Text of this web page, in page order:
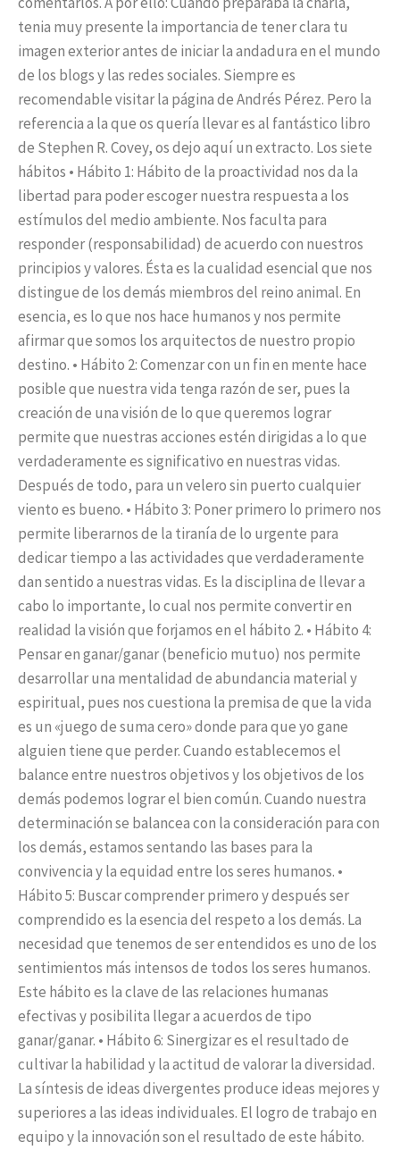
tenia muy presente la importancia de tener clara tu
imagen exterior antes de iniciar la andadura en el mundo
de los blogs y las redes sociales. Siempre es
recomendable visitar la página de Andrés Pérez. Pero la
referencia a la que os quería llevar es al fantástico libro
de Stephen R. Covey, os dejo aquí un extracto. Los siete
hábitos • Hábito 1: Hábito de la proactividad nos da la
libertad para poder escoger nuestra respuesta a los
estímulos del medio ambiente. Nos faculta para
responder (responsabilidad) de acuerdo con nuestros
principios y valores. Ésta es la cualidad esencial que nos
distingue de los demás miembros del reino animal. En
esencia, es lo que nos hace humanos y nos permite
afirmar que somos los arquitectos de nuestro propio
destino. • Hábito 2: Comenzar con un fin en mente hace
posible que nuestra vida tenga razón de ser, pues la
creación de una visión de lo que queremos lograr
permite que nuestras acciones estén dirigidas a lo que
verdaderamente es significativo en nuestras vidas.
Después de todo, para un velero sin puerto cualquier
viento es bueno. • Hábito 3: Poner primero lo primero nos
permite liberarnos de la tiranía de lo urgente para
dedicar tiempo a las actividades que verdaderamente
dan sentido a nuestras vidas. Es la disciplina de llevar a
cabo lo importante, lo cual nos permite convertir en
realidad la visión que forjamos en el hábito 2. • Hábito 4:
Pensar en ganar/ganar (beneficio mutuo) nos permite
desarrollar una mentalidad de abundancia material y
espiritual, pues nos cuestiona la premisa de que la vida
es un «juego de suma cero» donde para que yo gane
alguien tiene que perder. Cuando establecemos el
balance entre nuestros objetivos y los objetivos de los
demás podemos lograr el bien común. Cuando nuestra
determinación se balancea con la consideración para con
los demás, estamos sentando las bases para la
convivencia y la equidad entre los seres humanos. •
Hábito 5: Buscar comprender primero y después ser
comprendido es la esencia del respeto a los demás. La
necesidad que tenemos de ser entendidos es uno de los
sentimientos más intensos de todos los seres humanos.
Este hábito es la clave de las relaciones humanas
efectivas y posibilita llegar a acuerdos de tipo
ganar/ganar. • Hábito 6: Sinergizar es el resultado de
cultivar la habilidad y la actitud de valorar la diversidad.
La síntesis de ideas divergentes produce ideas mejores y
superiores a las ideas individuales. El logro de trabajo en
equipo y la innovación son el resultado de este hábito.